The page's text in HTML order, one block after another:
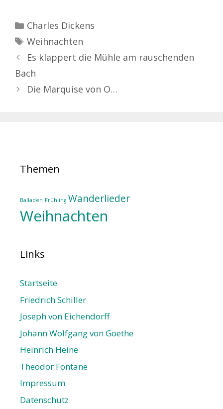
Kategorien
Charles Dickens
Schlagwörter
Weihnachten
Es klappert die Mühle am rauschenden
Bach
Die Marquise von O…
Themen
Balladen Frühling Wanderlieder
Weihnachten
Links
Startseite
Friedrich Schiller
Joseph von Eichendorff
Johann Wolfgang von Goethe
Heinrich Heine
Theodor Fontane
Impressum
Datenschutz­